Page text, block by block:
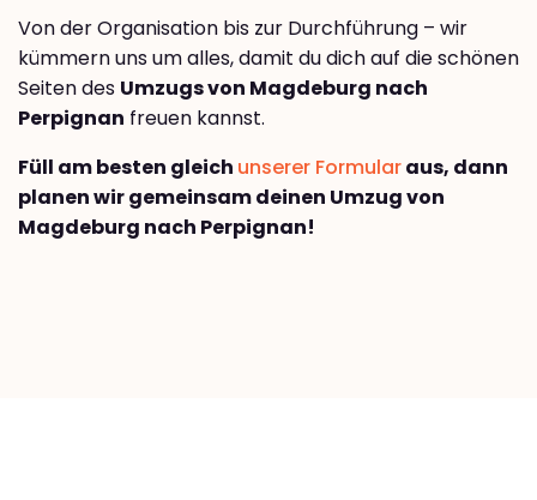
Von der Organisation bis zur Durchführung – wir
kümmern uns um alles, damit du dich auf die schönen
Seiten des Umzugs von Magdeburg nach
Perpignan freuen kannst.
Füll am besten gleich unserer Formularaus, dann
planen wir gemeinsam deinen Umzug von
Magdeburg nach Perpignan!